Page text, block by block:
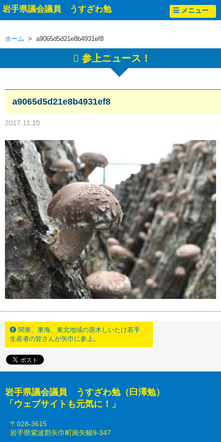
岩手県議会議員 うすざわ勉 メニュー
ホーム > a9065d5d21e8b4931ef8
参上ニュース！
a9065d5d21e8b4931ef8
2017.11.10
関東、東海、東北地域の原木しいたけ若手
生産者の皆さんが矢巾に参上。
岩手県議会議員 うすざわ勉（臼澤勉）
「ウェブサイトも元気に！」
〒028-3615
岩手県紫波郡矢巾町南矢幅9-347